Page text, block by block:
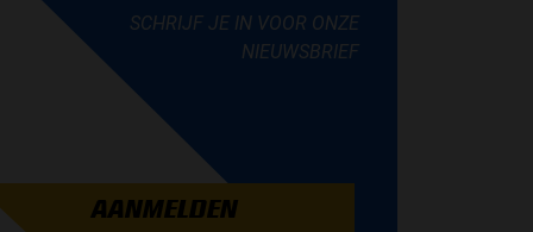
SCHRIJF JE IN VOOR ONZE
NIEUWSBRIEF
AANMELDEN